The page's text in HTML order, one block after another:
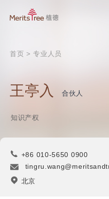
首页 > 专业人员
王亭入 合伙人
知识产权
+86 010-5650 0900
北京